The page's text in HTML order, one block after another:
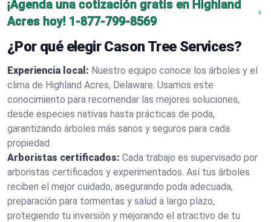
¡Agenda una cotización gratis en Highland
Acres hoy! 1-877-799-8569
¿Por qué elegir Cason Tree Services?
Experiencia local: Nuestro equipo conoce los árboles y el
clima de Highland Acres, Delaware. Usamos este
conocimiento para recomendar las mejores soluciones,
desde especies nativas hasta prácticas de poda,
garantizando árboles más sanos y seguros para cada
propiedad.
Arboristas certificados: Cada trabajo es supervisado por
arboristas certificados y experimentados. Así tus árboles
reciben el mejor cuidado, asegurando poda adecuada,
preparación para tormentas y salud a largo plazo,
protegiendo tu inversión y mejorando el atractivo de tu